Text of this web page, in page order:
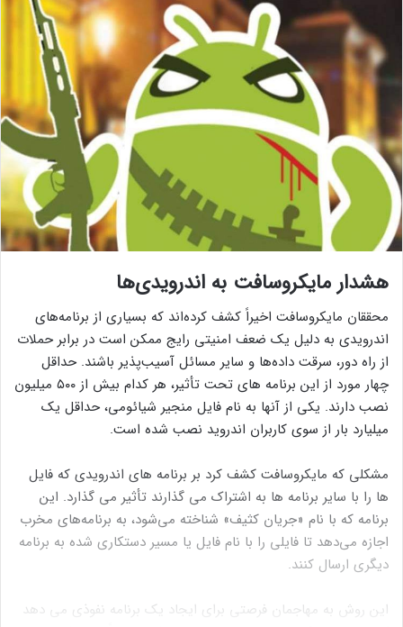
هشدار مایکروسافت به اندرویدی‌ها
محققان مایکروسافت اخیراً کشف کرده‌اند که بسیاری از برنامه‌های
اندرویدی به دلیل یک ضعف امنیتی رایج ممکن است در برابر حملات
از راه دور، سرقت داده‌ها و سایر مسائل آسیب‌پذیر باشند. حداقل
چهار مورد از این برنامه های تحت تأثیر، هر کدام بیش از ۵۰۰ میلیون
نصب دارند. یکی از آنها به نام فایل منجیر شیائومی، حداقل یک
میلیارد بار از سوی کاربران اندروید نصب شده است.
مشکلی که مایکروسافت کشف کرد بر برنامه های اندرویدی که فایل
ها را با سایر برنامه ها به اشتراک می گذارند تأثیر می گذارد. این
برنامه که با نام «جریان کثیف» شناخته می‌شود، به برنامه‌های مخرب
اجازه می‌دهد تا فایلی را با نام فایل یا مسیر دستکاری شده به برنامه
دیگری ارسال کنند.
این روش به مهاجمان فرصتی برای ایجاد یک برنامه نفوذی می دهد